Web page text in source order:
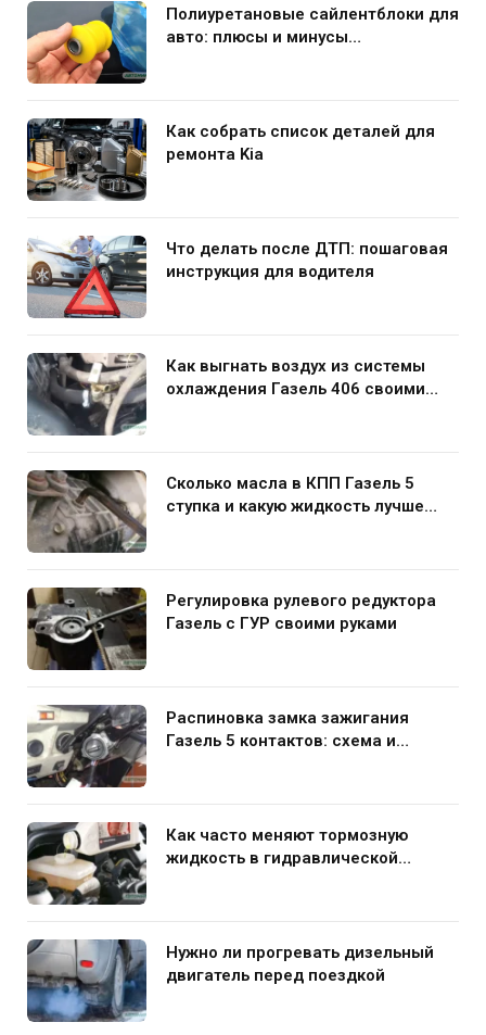
Полиуретановые сайлентблоки для
авто: плюсы и минусы
Как собрать список деталей для
ремонта Kia
Что делать после ДТП: пошаговая
инструкция для водителя
Как выгнать воздух из системы
охлаждения Газель 406 своими
Сколько масла в КПП Газель 5
ступка и какую жидкость лучше
Регулировка рулевого редуктора
Газель с ГУР своими руками
Распиновка замка зажигания
Газель 5 контактов: схема и
Как часто меняют тормозную
жидкость в гидравлической
Нужно ли прогревать дизельный
двигатель перед поездкой